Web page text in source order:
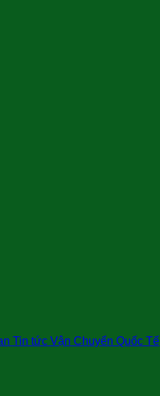
Tin tức Vận Chuyển Quốc Tế